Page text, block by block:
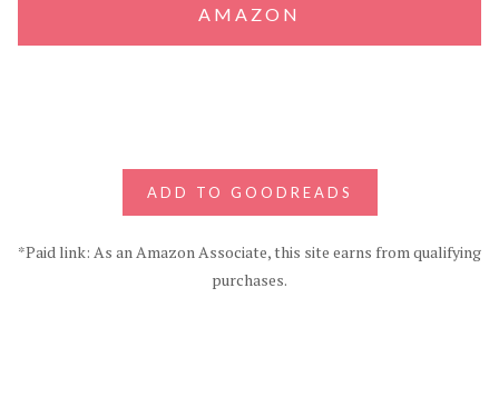
AMAZON
ADD TO GOODREADS
*Paid link: As an Amazon Associate, this site earns from qualifying
purchases.